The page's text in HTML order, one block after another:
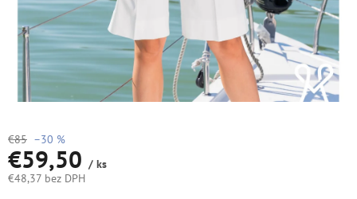
€85 –30 %
€59,50 / ks
€48,37 bez DPH